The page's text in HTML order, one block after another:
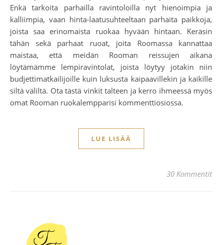
Enkä tarkoita parhailla ravintoloilla nyt hienoimpia ja
kalliimpia, vaan hinta-laatusuhteeltaan parhaita paikkoja,
joista saa erinomaista ruokaa hyvään hintaan. Keräsin
tähän sekä parhaat ruoat, joita Roomassa kannattaa
maistaa, että meidän Rooman reissujen aikana
löytämämme lempiravintolat, joista löytyy jotakin niin
budjettimatkailijoille kuin luksusta kaipaavillekin ja kaikille
siltä väliltä. Ota tästä vinkit talteen ja kerro ihmeessä myös
omat Rooman ruokalempparisi kommenttiosiossa.
LUE LISÄÄ
30 Kommentit